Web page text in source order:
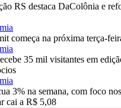
RS destaca DaColônia e
começa na próxima terça-
35 mil visitantes em
3% na semana, com foco
cai a R$ 5,08